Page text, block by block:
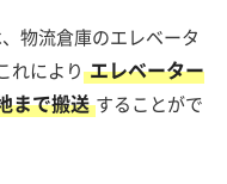
物流倉庫のエレベータ
れにより エレベーター
まで搬送 することがで